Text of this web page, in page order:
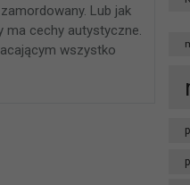
Lub jak
ma cechy autystyczne.
wszystko